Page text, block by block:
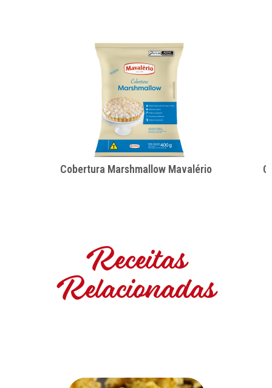
Cobertura Marshmallow Mavalério
Receitas
Relacionadas